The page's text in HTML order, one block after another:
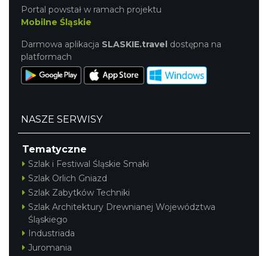
Portal powstał w ramach projektu
Mobilne Śląskie
Darmowa aplikacja SLASKIE.travel dostępna na
platformach
NASZE SERWISY
Tematyczne
Szlak i Festiwal Śląskie Smaki
Szlak Orlich Gniazd
Szlak Zabytków Techniki
Szlak Architektury Drewnianej Województwa
Śląskiego
Industriada
Juromania